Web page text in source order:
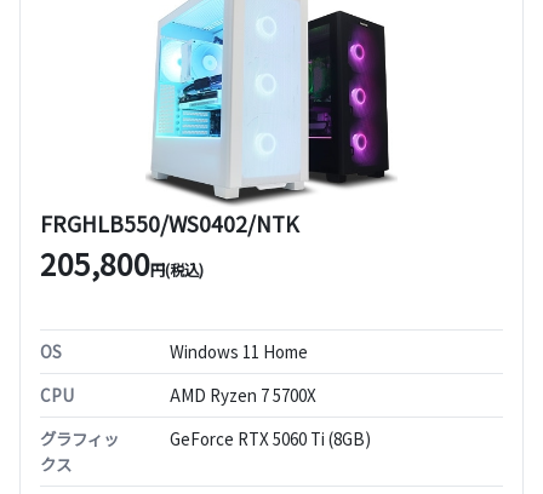
FRGHLB550/WS0402/NTK
205,800円(税込)
OS
Windows 11 Home
CPU
AMD Ryzen 7 5700X
グラフィッ
クス
GeForce RTX 5060 Ti (8GB)